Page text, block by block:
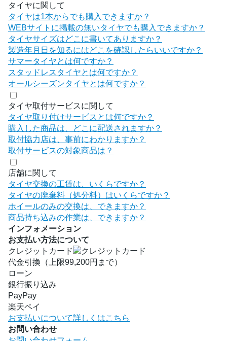
タイヤに関して
タイヤは1本からでも購入できますか？
WEBサイトに掲載の無いタイヤでも購入できますか？
タイヤサイズはどこに書いてありますか？
製造年月日を知るにはどこを確認したらいいですか？
サマータイヤとは何ですか？
スタッドレスタイヤとは何ですか？
オールシーズンタイヤとは何ですか？
タイヤ取付サービスに関して
タイヤ取り付けサービスとは何ですか？
購入した商品は、どこに配送されますか？
取付協力店は、事前にわかりますか？
取付サービスの対象商品は？
店舗に関して
タイヤ交換の工賃は、いくらですか？
タイヤの廃棄料（処分料）はいくらですか？
ホイールのみの交換は、できますか？
商品持ち込みの作業は、できますか？
インフォメーション
お支払い方法について
クレジットカード
代金引換（上限99,200円まで）
ローン
銀行振り込み
PayPay
楽天ペイ
お支払いについて詳しくはこちら
お問い合わせ